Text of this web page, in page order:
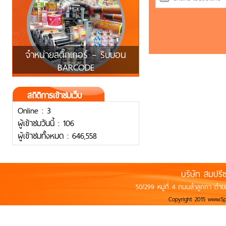
จำหน่ายสติ๊กเกอร์ – ริบบอน
BARCODE
สถิติการเข้าชมเว็บ
Online : 3
ผู้เข้าชมวันนี้ : 106
ผู้เข้าชมทั้งหมด : 646,558
บริษัท สมปรี
50/299 หมู่ที่ 4 ถนนลำลูกกา ตำบ
Copyright 2015